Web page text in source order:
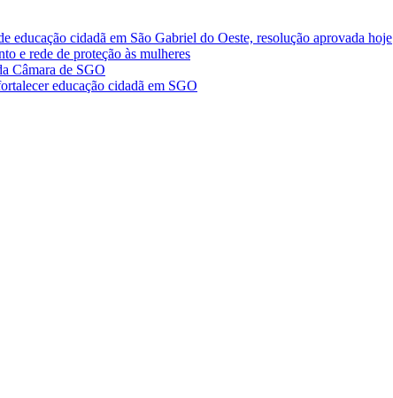
educação cidadã em São Gabriel do Oeste, resolução aprovada hoje
e rede de proteção às mulheres
Câmara de SGO
educação cidadã em SGO